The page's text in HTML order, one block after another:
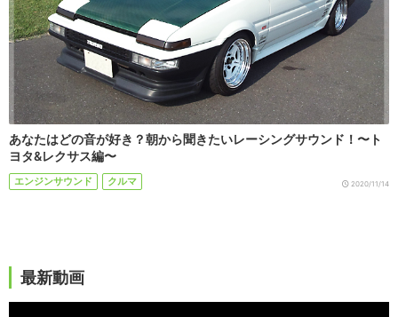
あなたはどの音が好き？朝から聞きたいレーシングサウンド！〜ト
ヨタ&レクサス編〜
エンジンサウンド クルマ 2020/11/14
最新動画